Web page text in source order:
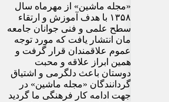
«مجله ماشین» از مهرماه سال
۱۳۵۸ با هدف آموزش و ارتقاء
سطح علمی و فنی جوانان جامعه
مان انتشار یافت که مورد توجه
عموم علاقمندان قرار گرفت و
همین ابراز علاقه و محبت
دوستان باعث دلگرمی و اشتیاق
گردانندگان «مجله ماشین» در
جهت ادامه کار فرهنگی ما گردید